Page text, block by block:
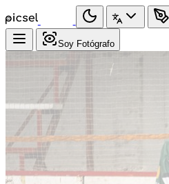
Soy Fotógrafo